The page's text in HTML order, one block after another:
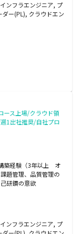
ンフラエンジニア, プ
ー(PL), クラウドエン
ース上場/クラウド領
1出社推奨/自社プロ
築経験（3年以上 オ
題管理、品質管理の
研鑽の意欲
ンフラエンジニア, プ